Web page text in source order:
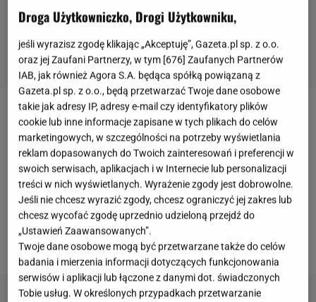
Zimądeserpowinien być ciepły w smaku, otulający i
wyrazisty - dokładnie taki jestsernikkarmelowy z
prażonymi orzechami. Kajmakowy smak przewija
się przez całą strukturę ciasta,a dzięki prostemu
trikowi z masłem i budyniem sernik nie opada i nie
pęka. Podpowiadamy, jak go przygotować krok po
kroku.
Droga Użytkowniczko, Drogi Użytkowniku,
jeśli wyrazisz zgodę klikając „Akceptuję”, Gazeta.pl sp. z o.o.
oraz jej Zaufani Partnerzy, w tym [676] Zaufanych Partnerów
IAB, jak również Agora S.A. będąca spółką powiązaną z
Gazeta.pl sp. z o.o., będą przetwarzać Twoje dane osobowe
takie jak adresy IP, adresy e-mail czy identyfikatory plików
cookie lub inne informacje zapisane w tych plikach do celów
marketingowych, w szczególności na potrzeby wyświetlania
reklam dopasowanych do Twoich zainteresowań i preferencji w
swoich serwisach, aplikacjach i w Internecie lub personalizacji
treści w nich wyświetlanych. Wyrażenie zgody jest dobrowolne.
Jeśli nie chcesz wyrazić zgody, chcesz ograniczyć jej zakres lub
chcesz wycofać zgodę uprzednio udzieloną przejdź do
„Ustawień Zaawansowanych”.
Twoje dane osobowe mogą być przetwarzane także do celów
badania i mierzenia informacji dotyczących funkcjonowania
serwisów i aplikacji lub łączone z danymi dot. świadczonych
Tobie usług. W określonych przypadkach przetwarzanie